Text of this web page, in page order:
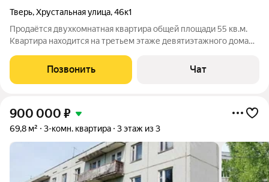
Тверь,Хрустальная улица,46к1
Продаётся двухкомнатная квартира общей площади 55 кв.м.
Квартира находится на третьем этаже девятиэтажного дома
тёплая квартира с двумя балконами (застеклены) Окна ПВХ, с/
у раздельный в кафеле,
Позвонить Чат
900 000 ₽
69,8 м² 3-комн. квартира 3 этаж из 3